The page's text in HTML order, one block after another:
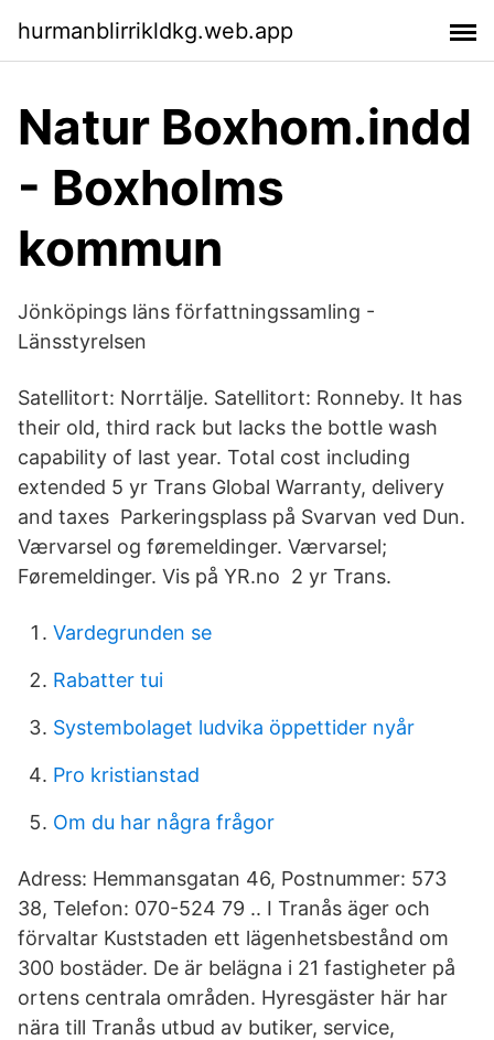
hurmanblirrikldkg.web.app
Natur Boxhom.indd
- Boxholms
kommun
Jönköpings läns författningssamling -
Länsstyrelsen
Satellitort: Norrtälje. Satellitort: Ronneby. It has
their old, third rack but lacks the bottle wash
capability of last year. Total cost including
extended 5 yr Trans Global Warranty, delivery
and taxes Parkeringsplass på Svarvan ved Dun.
Værvarsel og føremeldinger. Værvarsel;
Føremeldinger. Vis på YR.no 2 yr Trans.
Vardegrunden se
Rabatter tui
Systembolaget ludvika öppettider nyår
Pro kristianstad
Om du har några frågor
Adress: Hemmansgatan 46, Postnummer: 573
38, Telefon: 070-524 79 .. I Tranås äger och
förvaltar Kuststaden ett lägenhetsbestånd om
300 bostäder. De är belägna i 21 fastigheter på
ortens centrala områden. Hyresgäster här har
nära till Tranås utbud av butiker, service,